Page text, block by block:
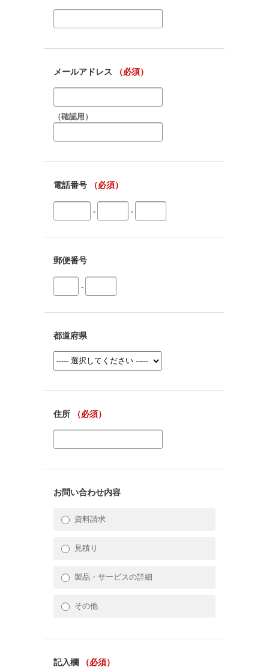
メールアドレス （必須）
（確認用）
電話番号 （必須）
- -
郵便番号
-
都道府県
住所 （必須）
お問い合わせ内容
資料請求
見積り
製品・サービスの詳細
その他
記入欄 （必須）